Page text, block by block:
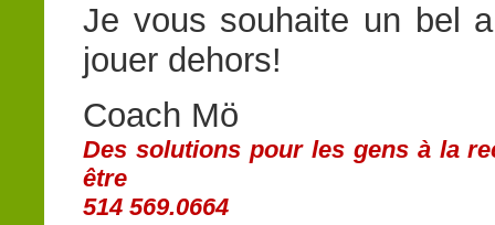
Je vous souhaite un bel
jouer dehors!
Coach Mö
Des solutions pour les gens à la
être
514 569.0664